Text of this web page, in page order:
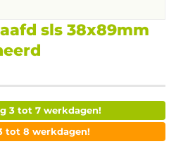
sls 38x89mm
3 tot 7 werkdagen!
tot 8 werkdagen!